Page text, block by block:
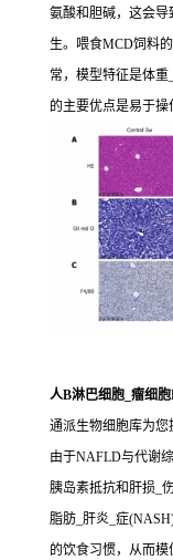
氨酸和胆碱，这会
生。喂食MCD饲料
常，模型特征是体
的主要优点是易于操
人B淋巴细胞_瘤细
通派生物细胞库为
由于NAFLD与代谢
胰岛素抵抗和肝损_
脂肪_肝炎_症
的饮食习惯，从而